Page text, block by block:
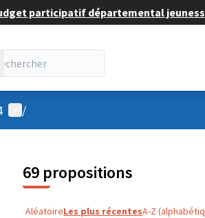
participatif départemental
Menu utilisateur
/
69 propositions
AléatoireLes plus récentesA-Z